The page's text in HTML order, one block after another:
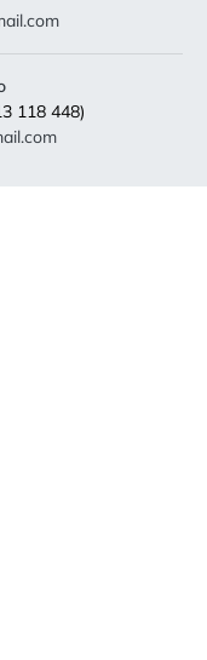
118 448)